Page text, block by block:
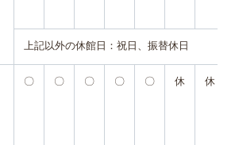
上記以外の休館日：祝日、振替休日
〇 〇 〇 〇 〇 休 休